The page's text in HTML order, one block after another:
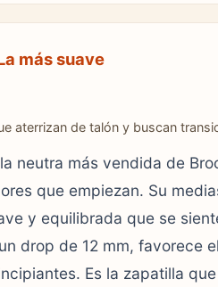
más suave
aterrizan de talón y buscan
neutra más vendida de
que empiezan. Su
y equilibrada que se
drop de 12 mm, favorece
Es la zapatilla